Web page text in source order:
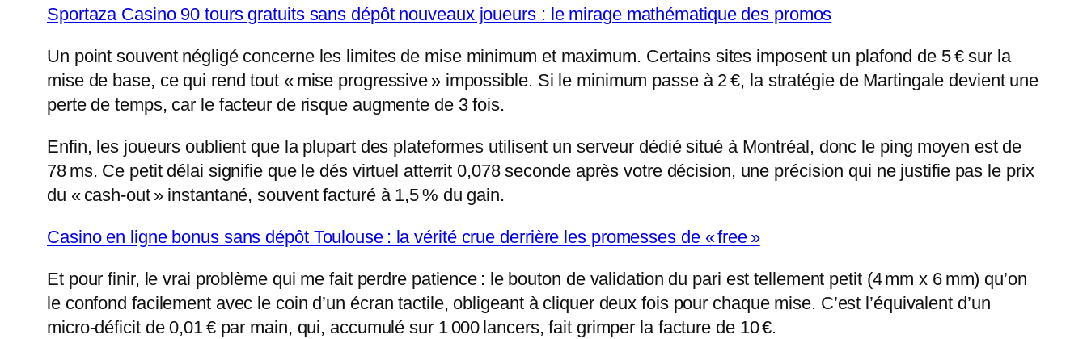
Sportaza Casino 90 tours gratuits sans dépôt nouveaux joueurs : le mirage mathématique des promos
Un point souvent négligé concerne les limites de mise minimum et maximum. Certains sites imposent un plafond de 5 € sur la
mise de base, ce qui rend tout « mise progressive » impossible. Si le minimum passe à 2 €, la stratégie de Martingale devient une
perte de temps, car le facteur de risque augmente de 3 fois.
Enfin, les joueurs oublient que la plupart des plateformes utilisent un serveur dédié situé à Montréal, donc le ping moyen est de
78 ms. Ce petit délai signifie que le dés virtuel atterrit 0,078 seconde après votre décision, une précision qui ne justifie pas le prix
du « cash‑out » instantané, souvent facturé à 1,5 % du gain.
Casino en ligne bonus sans dépôt Toulouse : la vérité crue derrière les promesses de « free »
Et pour finir, le vrai problème qui me fait perdre patience : le bouton de validation du pari est tellement petit (4 mm x 6 mm) qu’on
le confond facilement avec le coin d’un écran tactile, obligeant à cliquer deux fois pour chaque mise. C’est l’équivalent d’un
micro‑déficit de 0,01 € par main, qui, accumulé sur 1 000 lancers, fait grimper la facture de 10 €.